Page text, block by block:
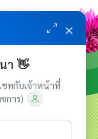
×
า 👋
ทกับเจ้าหน้าที่
การ)